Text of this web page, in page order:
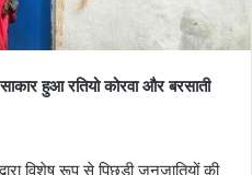
हुआ रतियो कोरवा और बरसाती
विशेष रूप से पिछड़ी जनजातियों की